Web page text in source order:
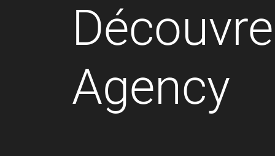
Agency